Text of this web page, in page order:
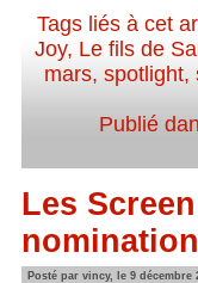
Tags liés à cet
Joy, Le fils de
mars, spotlight,
Publié
Les
Posté par vincy, le 9 décembre